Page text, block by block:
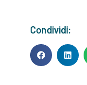
Condividi: